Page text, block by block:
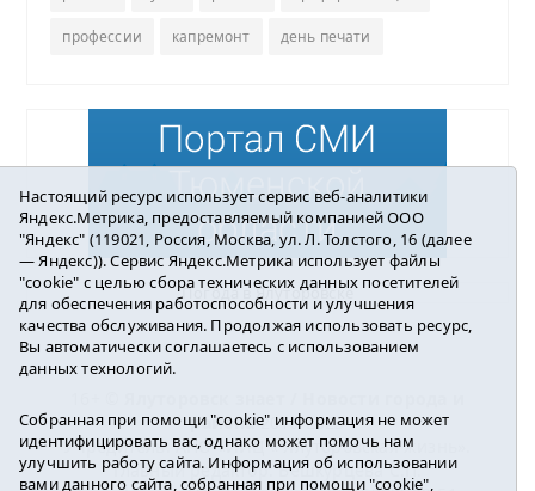
профессии капремонт день печати
Погода в Ялуторовске
района2016-2023
Учредитель: АНО «ИИЦ « Ялуторовская жизнь».
Главный редактор: Вешкурцева С.П.
Настоящий ресурс использует сервис веб-аналитики
Яндекс.Метрика, предоставляемый компанией ООО
"Яндекс" (119021, Россия, Москва, ул. Л. Толстого, 16 (далее
— Яндекс)). Сервис Яндекс.Метрика использует файлы
"cookie" с целью сбора технических данных посетителей
для обеспечения работоспособности и улучшения
качества обслуживания. Продолжая использовать ресурс,
Вы автоматически соглашаетесь с использованием
данных технологий.
Собранная при помощи "cookie" информация не может
идентифицировать вас, однако может помочь нам
улучшить работу сайта. Информация об использовании
вами данного сайта, собранная при помощи "cookie",